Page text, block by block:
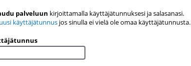
palveluun kirjoittamalla käyttäjätunnuksesi ja salasanasi.
käyttäjätunnus jos sinulla ei vielä ole omaa käyttäjätunnusta.